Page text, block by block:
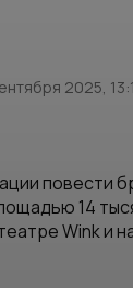
2025,
повести
14
Wink и